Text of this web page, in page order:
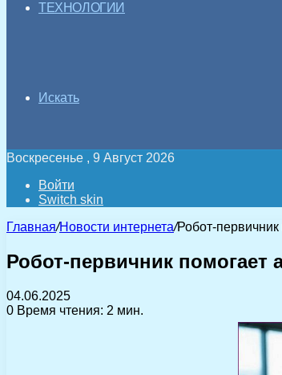
ТЕХНОЛОГИИ
Искать
Воскресенье , 9 Август 2026
Войти
Switch skin
Главная/Новости интернета/Робот-первичник
Робот-первичник помогает
04.06.2025
0 Время чтения: 2 мин.